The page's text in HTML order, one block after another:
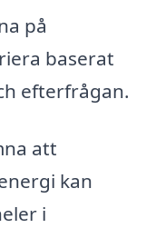
på
baserat
efterfrågan.
att
kan
i